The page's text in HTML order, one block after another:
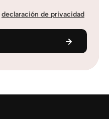
declaración de privacidad